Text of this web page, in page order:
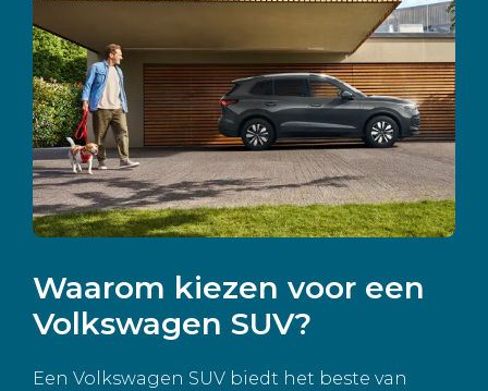
Waarom kiezen voor een
Volkswagen SUV?
Een Volkswagen SUV biedt het beste van